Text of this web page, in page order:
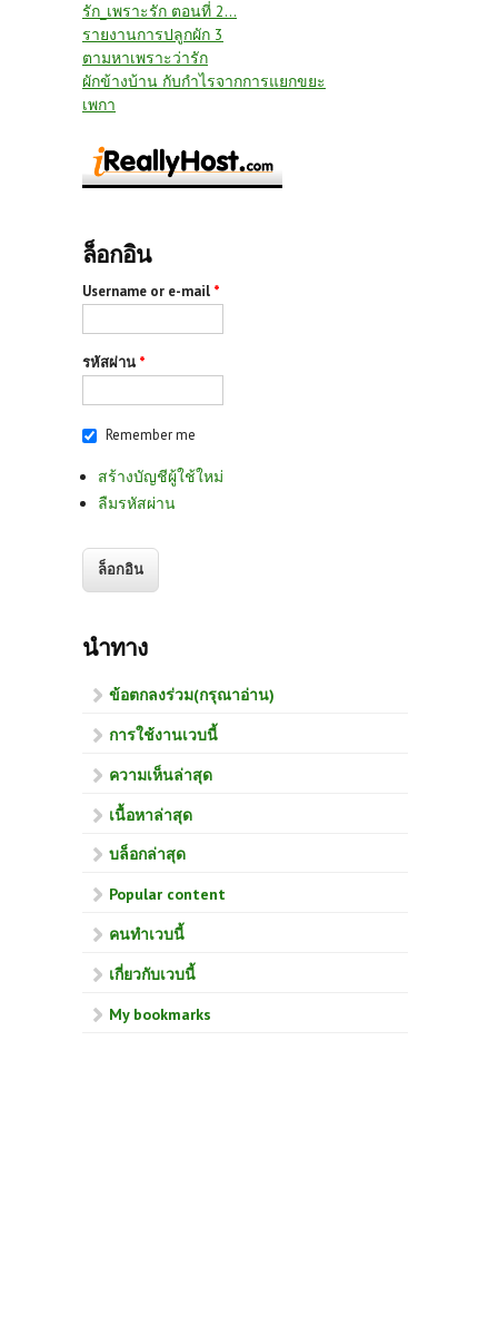
รัก_เพราะรัก ตอนที่ 2...
รายงานการปลูกผัก 3
ตามหาเพราะว่ารัก
ผักข้างบ้าน กับกำไรจากการแยกขยะ
เพกา
ล็อกอิน
Username or e-mail *
รหัสผ่าน *
Remember me
สร้างบัญชีผู้ใช้ใหม่
ลืมรหัสผ่าน
นำทาง
ข้อตกลงร่วม(กรุณาอ่าน)
การใช้งานเวบนี้
ความเห็นล่าสุด
เนื้อหาล่าสุด
บล็อกล่าสุด
Popular content
คนทำเวบนี้
เกี่ยวกับเวบนี้
My bookmarks